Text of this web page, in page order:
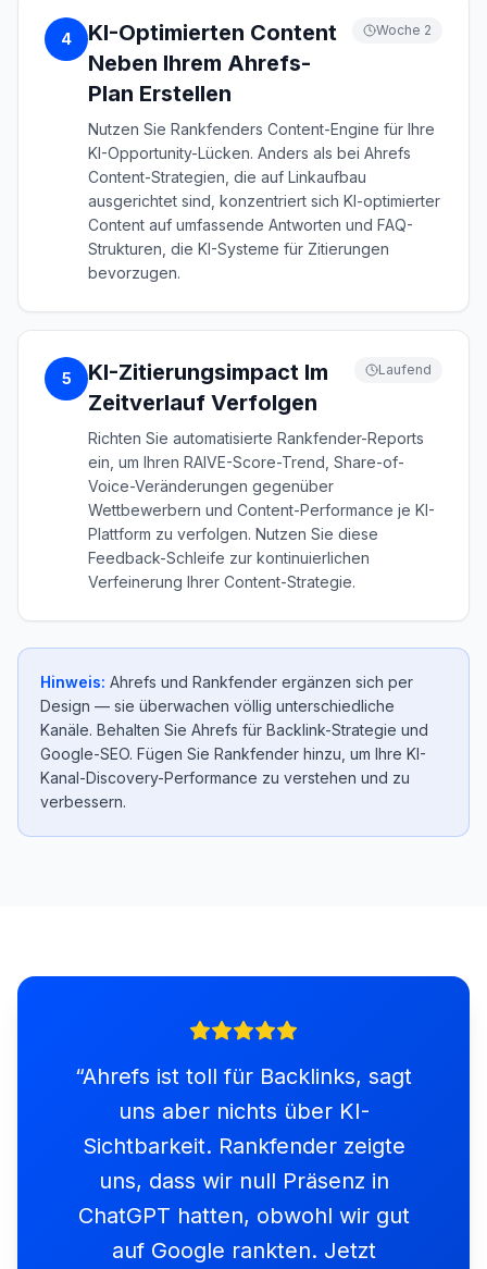
4
KI-Optimierten Content
Neben Ihrem Ahrefs-
Plan Erstellen
Woche 2
Nutzen Sie Rankfenders Content-Engine für Ihre
KI-Opportunity-Lücken. Anders als bei Ahrefs
Content-Strategien, die auf Linkaufbau
ausgerichtet sind, konzentriert sich KI-optimierter
Content auf umfassende Antworten und FAQ-
Strukturen, die KI-Systeme für Zitierungen
bevorzugen.
5
KI-Zitierungsimpact Im
Zeitverlauf Verfolgen
Laufend
Richten Sie automatisierte Rankfender-Reports
ein, um Ihren RAIVE-Score-Trend, Share-of-
Voice-Veränderungen gegenüber
Wettbewerbern und Content-Performance je KI-
Plattform zu verfolgen. Nutzen Sie diese
Feedback-Schleife zur kontinuierlichen
Verfeinerung Ihrer Content-Strategie.
Hinweis: Ahrefs und Rankfender ergänzen sich per
Design — sie überwachen völlig unterschiedliche
Kanäle. Behalten Sie Ahrefs für Backlink-Strategie und
Google-SEO. Fügen Sie Rankfender hinzu, um Ihre KI-
Kanal-Discovery-Performance zu verstehen und zu
verbessern.
“Ahrefs ist toll für Backlinks, sagt
uns aber nichts über KI-
Sichtbarkeit. Rankfender zeigte
uns, dass wir null Präsenz in
ChatGPT hatten, obwohl wir gut
auf Google rankten. Jetzt